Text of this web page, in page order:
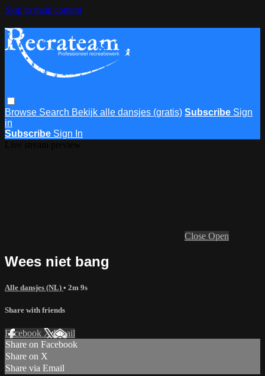
Skip to main content
Browse Search Bekijk alle dansjes (gratis) Subscribe Sign
in
Subscribe Sign In
Close Open
Wees niet bang
Alle dansjes (NL) • 2m 9s
Share with friends
Facebook XEmail
Share on Facebook
Share on X
Share via Email